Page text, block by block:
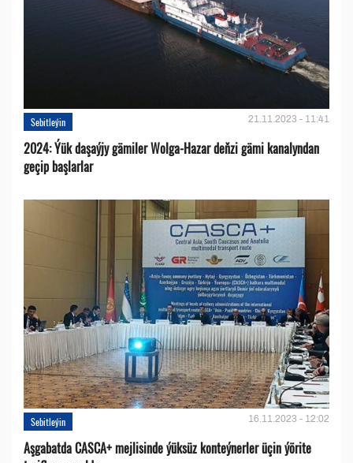
Sebitleýin 21.11.2023 - 11:41
2024: Ýük daşaýjy gämiler Wolga-Hazar deňzi gämi kanalyndan
geçip başlarlar
Sebitleýin 16.11.2023 - 12:02
Aşgabatda CASCA+ mejlisinde ýüksüz konteýnerler üçin ýörite